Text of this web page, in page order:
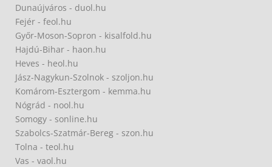
Dunaújváros - duol.hu
Fejér - feol.hu
Győr-Moson-Sopron - kisalfold.hu
Hajdú-Bihar - haon.hu
Heves - heol.hu
Jász-Nagykun-Szolnok - szoljon.hu
Komárom-Esztergom - kemma.hu
Nógrád - nool.hu
Somogy - sonline.hu
Szabolcs-Szatmár-Bereg - szon.hu
Tolna - teol.hu
Vas - vaol.hu